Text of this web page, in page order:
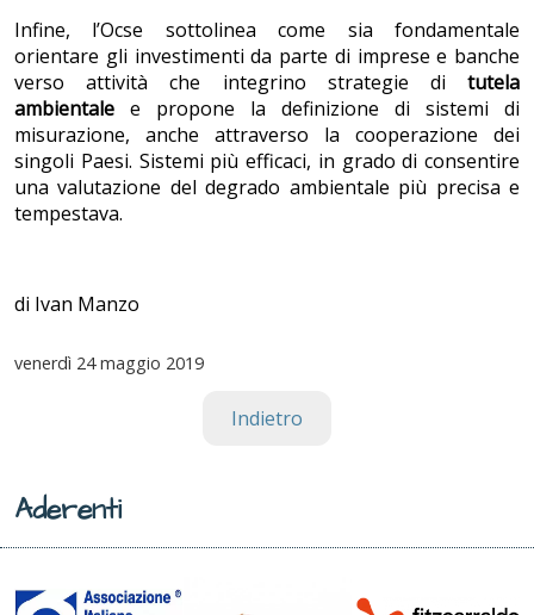
Infine, l’Ocse sottolinea come sia fondamentale
orientare gli investimenti da parte di imprese e banche
verso attività che integrino strategie di tutela
ambientale e propone la definizione di sistemi di
misurazione, anche attraverso la cooperazione dei
singoli Paesi. Sistemi più efficaci, in grado di consentire
una valutazione del degrado ambientale più precisa e
tempestava.
di Ivan Manzo
venerdì 24 maggio 2019
Indietro
Aderenti